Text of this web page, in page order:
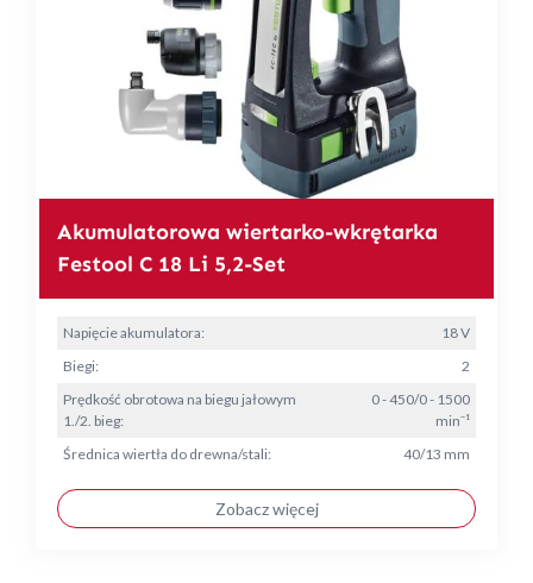
Akumulatorowa wiertarko-wkrętarka
Festool C 18 Li 5,2-Set
Napięcie akumulatora:
18 V
Biegi:
2
Prędkość obrotowa na biegu jałowym
1./2. bieg:
0 - 450/0 - 1500
min⁻¹
Średnica wiertła do drewna/stali:
40/13 mm
Zobacz więcej